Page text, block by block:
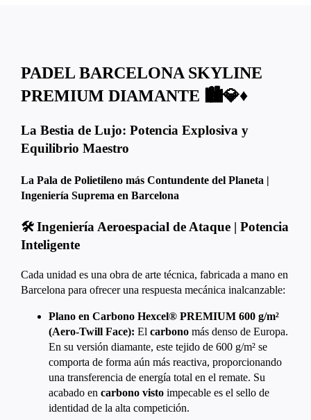
cantidad
PADEL BARCELONA SKYLINE
PREMIUM DIAMANTE 🏙️💎♦️
La Bestia de Lujo: Potencia Explosiva y
Equilibrio Maestro
La Pala de Polietileno más Contundente del Planeta |
Ingeniería Suprema en Barcelona
🛠️ Ingeniería Aeroespacial de Ataque | Potencia
Inteligente
Cada unidad es una obra de arte técnica, fabricada a mano en
Barcelona para ofrecer una respuesta mecánica inalcanzable:
Plano en Carbono Hexcel® PREMIUM 600 g/m²
(Aero-Twill Face): El carbonomás denso de Europa.
En su versión diamante, este tejido de 600 g/m² se
comporta de forma aún más reactiva, proporcionando
una transferencia de energía total en el remate. Su
acabado en carbono vistoimpecable es el sello de
identidad de la alta competición.